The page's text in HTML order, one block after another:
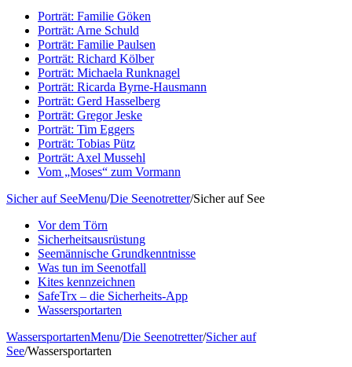
Porträt: Familie Göken
Porträt: Arne Schuld
Porträt: Familie Paulsen
Porträt: Richard Kölber
Porträt: Michaela Runknagel
Porträt: Ricarda Byrne-Hausmann
Porträt: Gerd Hasselberg
Porträt: Gregor Jeske
Porträt: Tim Eggers
Porträt: Tobias Pütz
Porträt: Axel Mussehl
Vom „Moses“ zum Vormann
Sicher auf SeeMenu/Die Seenotretter/Sicher auf See
Vor dem Törn
Sicherheitsausrüstung
Seemännische Grundkenntnisse
Was tun im Seenotfall
Kites kennzeichnen
SafeTrx – die Sicherheits-App
Wassersportarten
WassersportartenMenu/Die Seenotretter/Sicher auf
See/Wassersportarten